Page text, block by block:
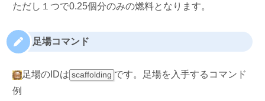
ただし１つで0.25個分のみの燃料となります。
足場コマンド
足場のIDは scaffolding です。足場を入手するコマンド
例